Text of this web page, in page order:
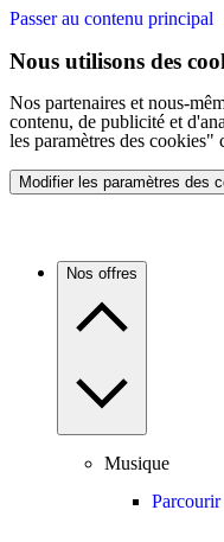
Passer au contenu principal
Nous utilisons des
Nos partenaires et nous-
contenu, de publicité et
les paramètres des cookies"
Modifier les paramètres des
Nos offres
Musique
Parcourir